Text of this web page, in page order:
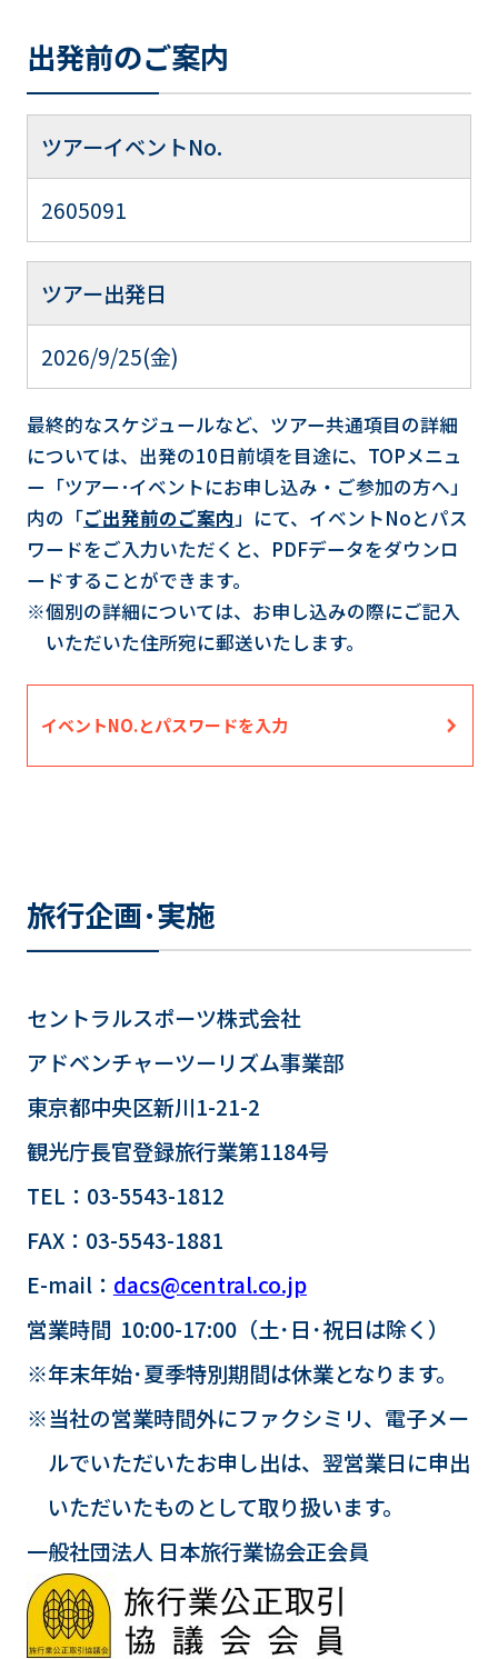
出発前のご案内
ツアーイベントNo.
2605091
ツアー出発日
2026/9/25(金)
最終的なスケジュールなど、ツアー共通項目の詳細
については、出発の10日前頃を目途に、TOPメニュ
ー「ツアー･イベントにお申し込み・ご参加の方へ」
内の「ご出発前のご案内」にて、イベントNoとパス
ワードをご入力いただくと、PDFデータをダウンロ
ードすることができます。
※個別の詳細については、お申し込みの際にご記入
いただいた住所宛に郵送いたします。
イベントNO.とパスワードを入力
旅行企画･実施
セントラルスポーツ株式会社
アドベンチャーツーリズム事業部
東京都中央区新川1-21-2
観光庁長官登録旅行業第1184号
TEL：03-5543-1812
FAX：03-5543-1881
E-mail： dacs@central.co.jp
営業時間 10:00-17:00（土･日･祝日は除く）
※年末年始･夏季特別期間は休業となります。
※当社の営業時間外にファクシミリ、電子メー
ルでいただいたお申し出は、翌営業日に申出
いただいたものとして取り扱います。
一般社団法人 日本旅行業協会正会員